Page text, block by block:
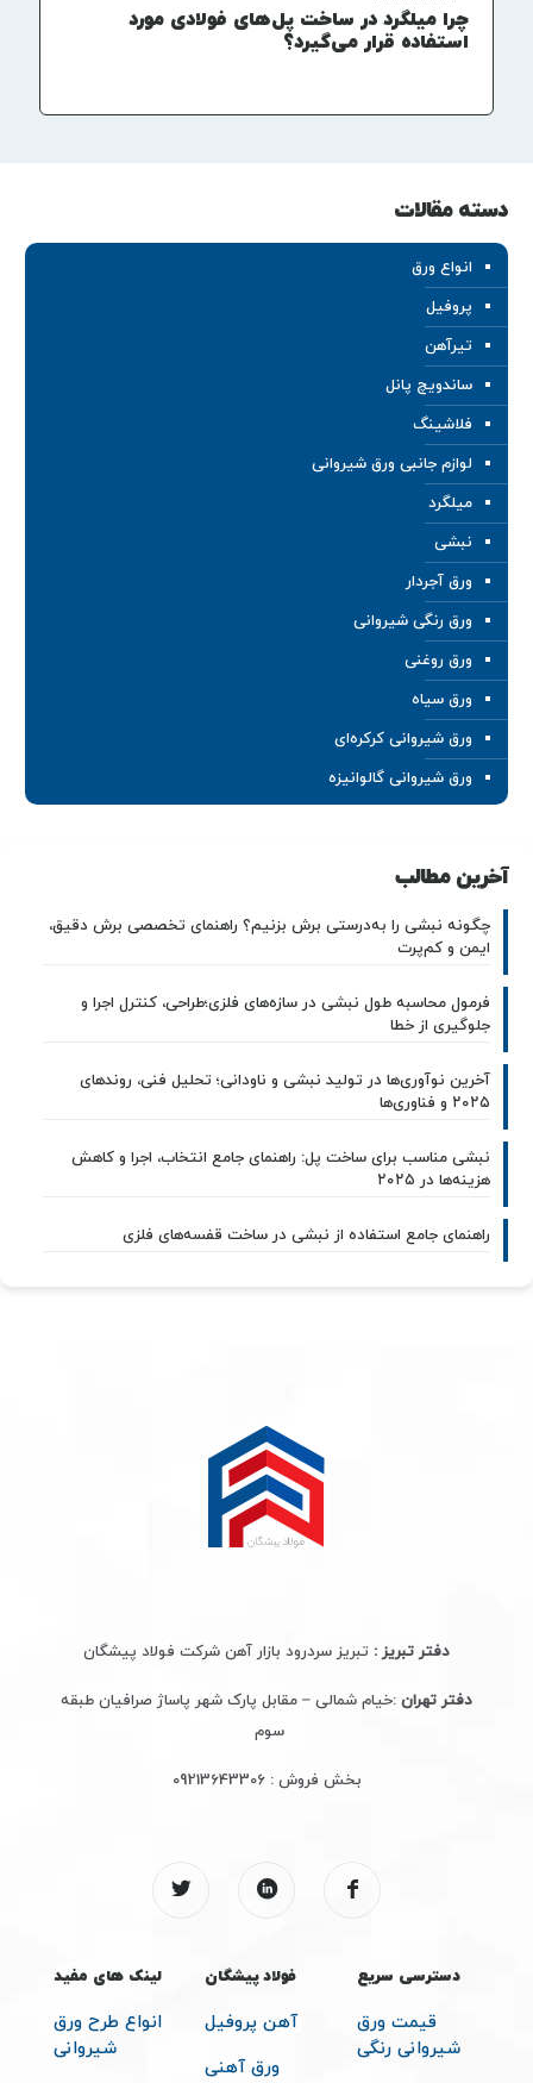
چرا میلگرد در ساخت پل‌های فولادی مورد
استفاده قرار می‌گیرد؟
دسته مقالات
انواع ورق
پروفیل
تیرآهن
ساندویچ پانل
فلاشینگ
لوازم جانبی ورق شیروانی
میلگرد
نبشی
ورق آجردار
ورق رنگی شیروانی
ورق روغنی
ورق سیاه
ورق شیروانی کرکره‌ای
ورق شیروانی گالوانیزه
آخرین مطالب
چگونه نبشی را به‌درستی برش بزنیم؟ راهنمای تخصصی برش دقیق،
ایمن و کم‌پرت
فرمول محاسبه طول نبشی در سازه‌های فلزی؛طراحی، کنترل اجرا و
جلوگیری از خطا
آخرین نوآوری‌ها در تولید نبشی و ناودانی؛ تحلیل فنی، روندهای
۲۰۲۵ و فناوری‌ها
نبشی مناسب برای ساخت پل: راهنمای جامع انتخاب، اجرا و کاهش
هزینه‌ها در ۲۰۲۵
راهنمای جامع استفاده از نبشی در ساخت قفسه‌های فلزی
دفتر تبریز : تبریز سردرود بازار آهن شرکت فولاد پیشگان
دفتر تهران :خیام شمالی – مقابل پارک شهر پاساژ صرافیان طبقه
سوم
بخش فروش :09213643306
دسترسی سریع
قیمت ورق
شیروانی رنگی
فولاد پیشگان
آهن پروفیل
ورق آهنی
لینک های مفید
انواع طرح ورق
شیروانی